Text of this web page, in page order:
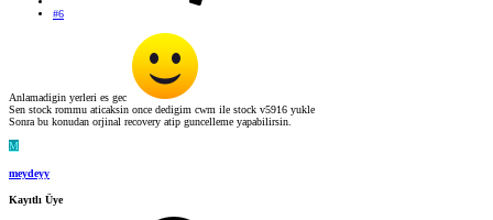
#6
Anlamadigin yerleri es gec
Sen stock rommu aticaksin once dedigim cwm ile stock v5916 yukle
Sonra bu konudan orjinal recovery atip guncelleme yapabilirsin.
M
meydeyy
Kayıtlı Üye